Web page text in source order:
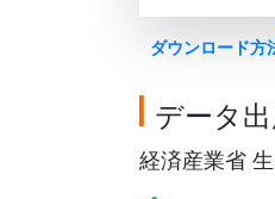
ダウンロード方
データ
経済産業省